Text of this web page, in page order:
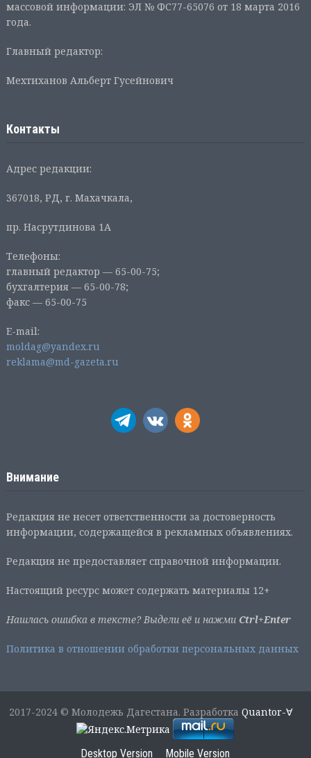
массовой информации: ЭЛ № ФС77-65076 от 18 марта 2016
года.
Главный редактор:
Мехтиханов Альберт Гусейнович
Контакты
Адрес редакции:
367018, РД, г. Махачкала,
пр. Насрутдинова 1А
Телефоны:
главный редактор — 65-00-75;
бухгалтерия — 65-00-78;
факс — 65-00-75
E-mail:
moldag@yandex.ru
reklama@md-gazeta.ru
Внимание
Редакция не несет ответственности за достоверность
информации, содержащейся в рекламных объявлениях.
Редакция не предоставляет справочной информации.
Настоящий ресурс может содержать материалы 12+
Нашлась ошибка в тексте? Выдели её и нажми Ctrl+Enter
Политика в отношении обработки персональных данных
2017-2024 © Молодежь Дагестана. РазработкаQuantor-∀
Desktop Version Mobile Version